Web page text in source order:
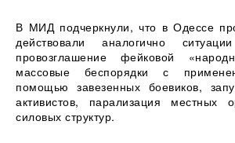
В МИД подчеркнули, что в Одессе
действовали аналогично
провозглашение фейковой
массовые беспорядки с
помощью завезенных боевиков,
активистов, парализация местных
силовых структур.